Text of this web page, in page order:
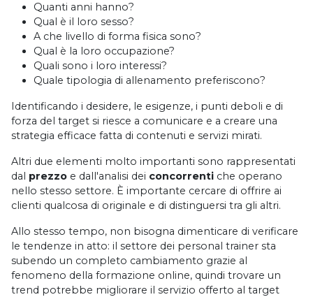
Quanti anni hanno?
Qual è il loro sesso?
A che livello di forma fisica sono?
Qual è la loro occupazione?
Quali sono i loro interessi?
Quale tipologia di allenamento preferiscono?
Identificando i desidere, le esigenze, i punti deboli e di
forza del target si riesce a comunicare e a creare una
strategia efficace fatta di contenuti e servizi mirati.
Altri due elementi molto importanti sono rappresentati
dal prezzo e dall'analisi dei concorrenti che operano
nello stesso settore. È importante cercare di offrire ai
clienti qualcosa di originale e di distinguersi tra gli altri.
Allo stesso tempo, non bisogna dimenticare di verificare
le tendenze in atto: il settore dei personal trainer sta
subendo un completo cambiamento grazie al
fenomeno della formazione online, quindi trovare un
trend potrebbe migliorare il servizio offerto al target